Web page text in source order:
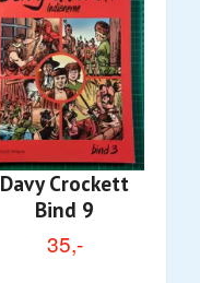
Davy Crockett
Bind 9
35,-